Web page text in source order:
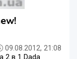
09.08.2012, 21:08